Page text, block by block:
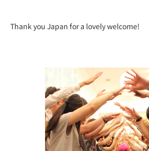
Thank you Japan for a lovely welcome!